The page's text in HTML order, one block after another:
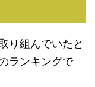
り組んでいたと
ランキングで